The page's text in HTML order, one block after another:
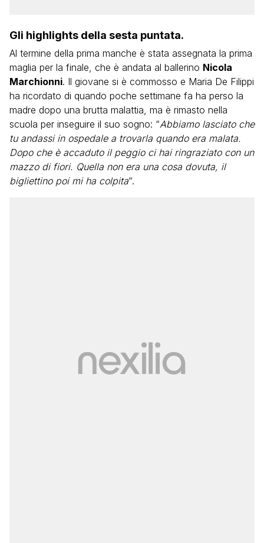
Gli highlights della sesta puntata.
Al termine della prima manche è stata assegnata la prima
maglia per la finale, che è andata al ballerino Nicola
Marchionni. Il giovane si è commosso e Maria De Filippi
ha ricordato di quando poche settimane fa ha perso la
madre dopo una brutta malattia, ma è rimasto nella
scuola per inseguire il suo sogno: “Abbiamo lasciato che
tu andassi in ospedale a trovarla quando era malata.
Dopo che è accaduto il peggio ci hai ringraziato con un
mazzo di fiori. Quella non era una cosa dovuta, il
bigliettino poi mi ha colpita“.